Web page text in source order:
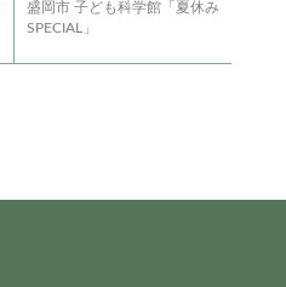
盛岡市 子ども科学館「夏休み
SPECIAL」